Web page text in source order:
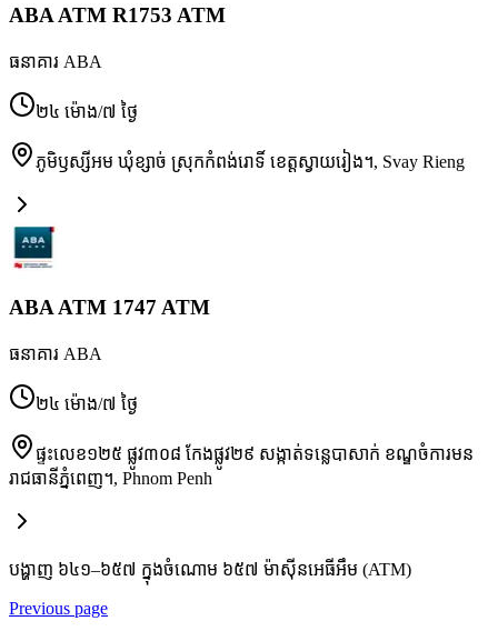
ABA ATM R1753 ATM
ធនាគារ ABA
២៤ ម៉ោង/៧ ថ្ងៃ
ភូមិឫស្សីអម ឃុំខ្សាច់ ស្រុកកំពង់រោទិ៍ ខេត្តស្វាយរៀង។, Svay Rieng
ABA ATM 1747 ATM
ធនាគារ ABA
២៤ ម៉ោង/៧ ថ្ងៃ
ផ្ទះលេខ១២៥ ផ្លូវ៣០៨ កែងផ្លូវ២៩ សង្កាត់ទន្លេបាសាក់ ខណ្ឌចំការមន
រាជធានីភ្នំពេញ។, Phnom Penh
បង្ហាញ ៦៤១–៦៥៧ ក្នុងចំណោម ៦៥៧ ម៉ាស៊ីនអេធីអឹម (ATM)
Previous page